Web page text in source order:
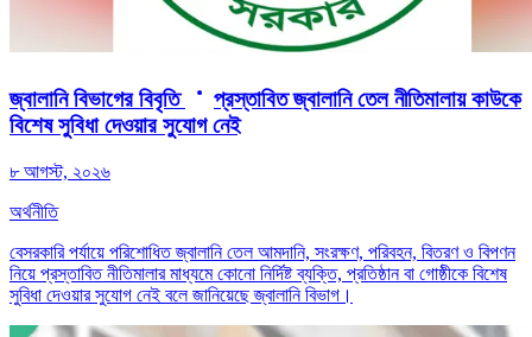
জ্বালানি বিভাগের বিবৃতি
প্রস্তাবিত জ্বালানি তেল নীতিমালায় কাউকে
বিশেষ সুবিধা দেওয়ার সুযোগ নেই
৮ আগস্ট, ২০২৬
অর্থনীতি
বেসরকারি পর্যায়ে পরিশোধিত জ্বালানি তেল আমদানি, সংরক্ষণ, পরিবহন, বিতরণ ও বিপণন
নিয়ে প্রস্তাবিত নীতিমালার মাধ্যমে কোনো নির্দিষ্ট ব্যক্তি, প্রতিষ্ঠান বা গোষ্ঠীকে বিশেষ
সুবিধা দেওয়ার সুযোগ নেই বলে জানিয়েছে জ্বালানি বিভাগ।